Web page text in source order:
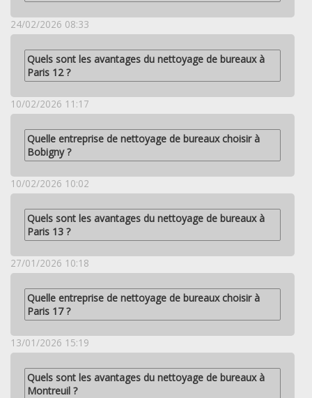
24/02/2026 08:33
Quels sont les avantages du nettoyage de bureaux à
Paris 12 ?
10/02/2026 11:17
Quelle entreprise de nettoyage de bureaux choisir à
Bobigny ?
10/02/2026 10:02
Quels sont les avantages du nettoyage de bureaux à
Paris 13 ?
27/01/2026 10:18
Quelle entreprise de nettoyage de bureaux choisir à
Paris 17 ?
13/01/2026 15:19
Quels sont les avantages du nettoyage de bureaux à
Montreuil ?